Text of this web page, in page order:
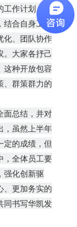
工作计划。
结合自身工作
化、团队协作
。大家各抒己
这种开放包容
、群策群力的
面总结，并对
，虽然上半年
定的成绩，但
，全体员工要
强化创新驱
、更加务实的
同书写华凯发